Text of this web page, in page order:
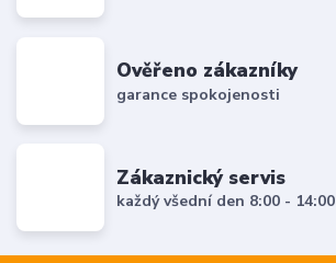
Ověřeno zákazníky
garance spokojenosti
Zákaznický servis
každý všední den 8:00 - 14:00